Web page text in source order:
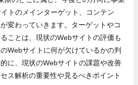
トのメインターゲット、コンテン
変わっていきます。ターゲットやコ
ことは、現状のWebサイトの評価も
Webサイトに何が欠けているかの判
に、現状のWebサイトの課題や改善
ス解析の重要性や見るべきポイント